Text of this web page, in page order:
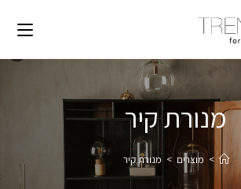
מנורת קיר
> מוצרים > מנורת קיר